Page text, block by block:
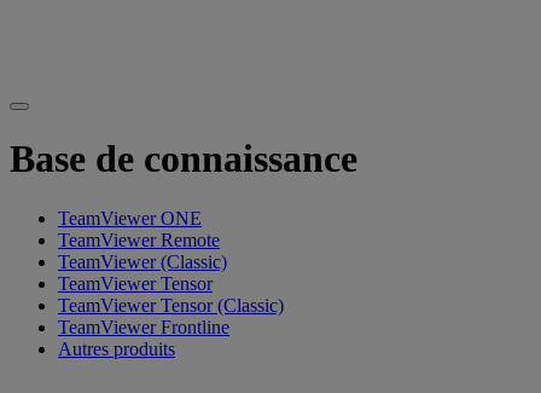
Base de connaissance
TeamViewer ONE
TeamViewer Remote
TeamViewer (Classic)
TeamViewer Tensor
TeamViewer Tensor (Classic)
TeamViewer Frontline
Autres produits